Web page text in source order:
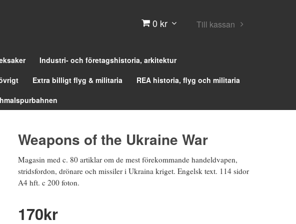
0 kr Till kassan
Industri- och företagshistoria, arkitektur
Extra billigt flyg & militaria
REA historia, flyg och militaria
Weapons of the Ukraine War
Magasin med c. 80 artiklar om de mest förekommande handeldvapen,
stridsfordon, drönare och missiler i Ukraina kriget. Engelsk text. 114 sidor
A4 hft. c 200 foton.
170kr